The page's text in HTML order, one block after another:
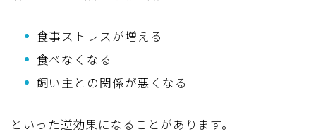
食事ストレスが増える
食べなくなる
飼い主との関係が悪くなる
といった逆効果になることがあります。